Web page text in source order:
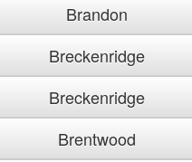
Brandon
Breckenridge
Breckenridge
Brentwood